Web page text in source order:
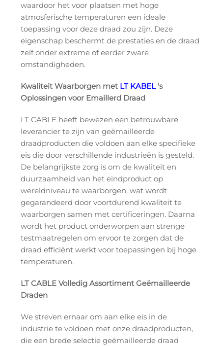
waardoor het voor plaatsen met hoge
atmosferische temperaturen een ideale
toepassing voor deze draad zou zijn. Deze
eigenschap beschermt de prestaties en de draad
zelf onder extreme of eerder zware
omstandigheden.
Kwaliteit Waarborgen met LT KABEL 's
Oplossingen voor Emaillerd Draad
LT CABLE heeft bewezen een betrouwbare
leverancier te zijn van geëmailleerde
draadproducten die voldoen aan elke specifieke
eis die door verschillende industrieën is gesteld.
De belangrijkste zorg is om de kwaliteit en
duurzaamheid van het eindproduct op
wereldniveau te waarborgen, wat wordt
gegarandeerd door voortdurend kwaliteit te
waarborgen samen met certificeringen. Daarna
wordt het product onderworpen aan strenge
testmaatregelen om ervoor te zorgen dat de
draad efficiënt werkt voor toepassingen bij hoge
temperaturen.
LT CABLE Volledig Assortiment Geëmailleerde
Draden
We streven ernaar om aan elke eis in de
industrie te voldoen met onze draadproducten,
die een brede selectie geëmailleerde draad